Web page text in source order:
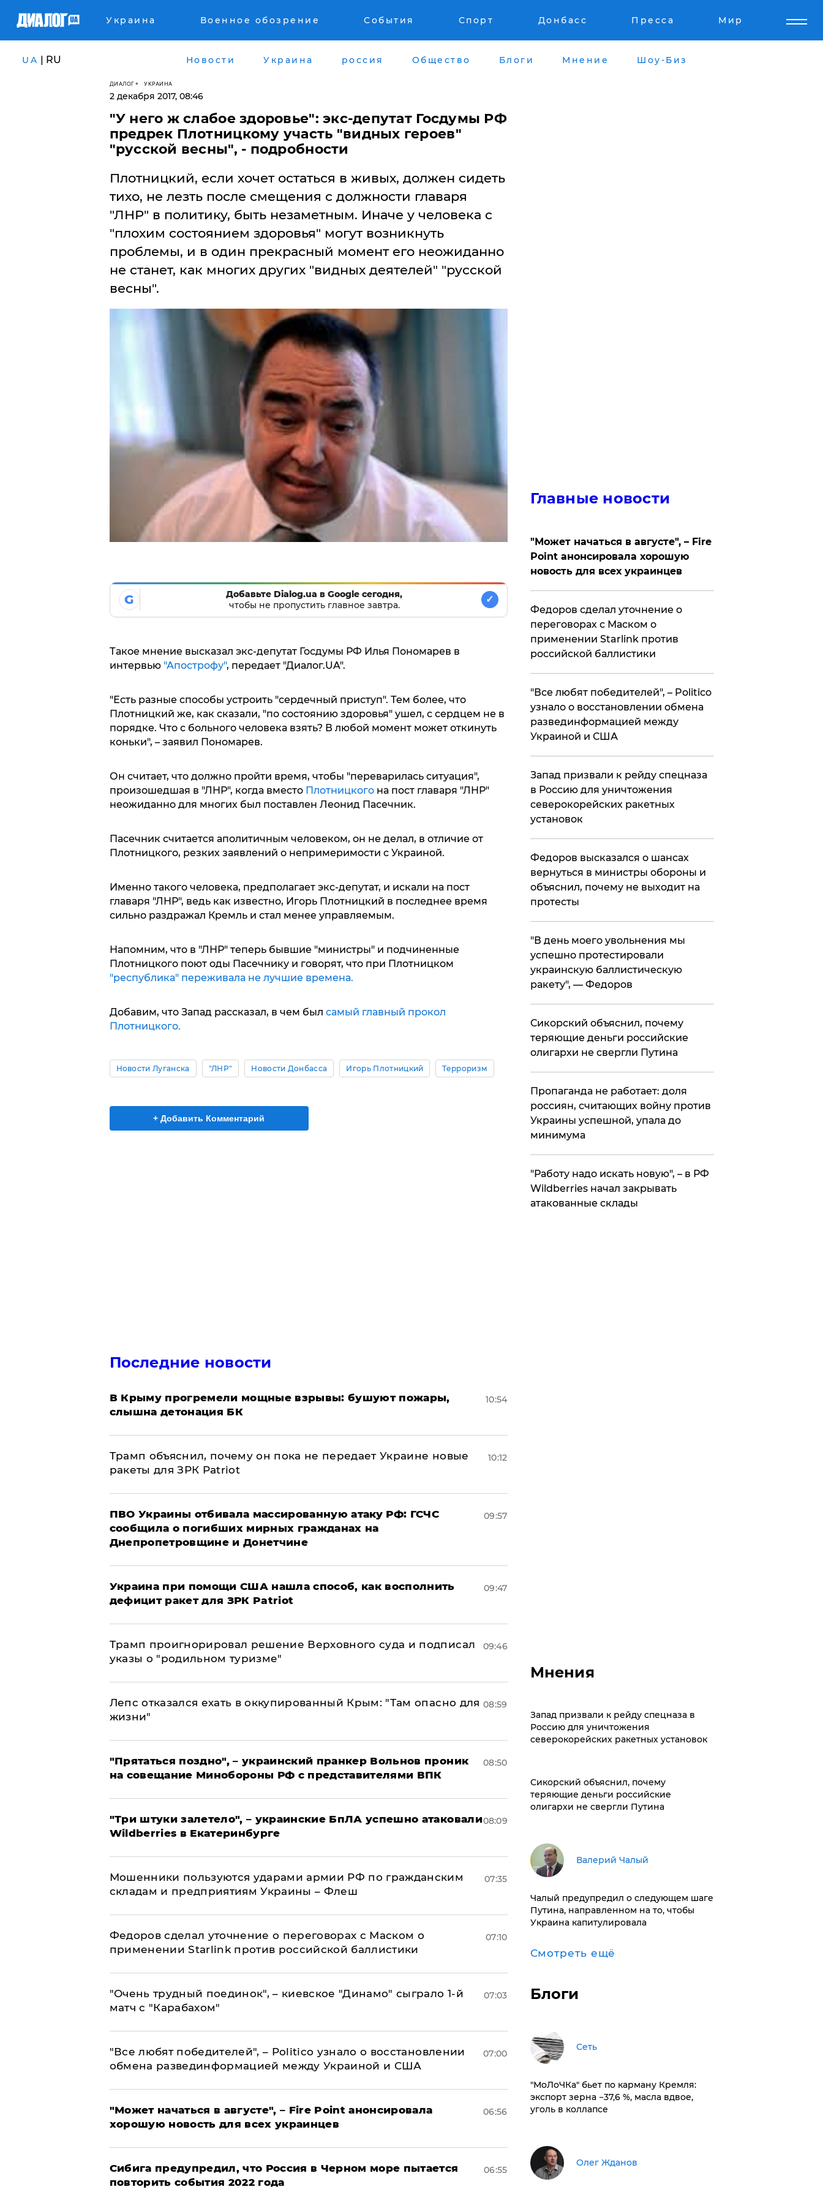
Украина Военное обозрение События Спорт Донбасс Пресса Мир
UA | RU Новости Украина россия Общество Блоги Мнение Шоу-Биз
ДИАЛОГ УКРАИНА
2 декабря 2017, 08:46
"У него ж слабое здоровье": экс-депутат Госдумы РФ
предрек Плотницкому участь "видных героев"
"русской весны", - подробности
Плотницкий, если хочет остаться в живых, должен сидеть
тихо, не лезть после смещения с должности главаря
"ЛНР" в политику, быть незаметным. Иначе у человека с
"плохим состоянием здоровья" могут возникнуть
проблемы, и в один прекрасный момент его неожиданно
не станет, как многих других "видных деятелей" "русской
весны".
G
Добавьте Dialog.ua в Google сегодня,
чтобы не пропустить главное завтра.
✓
Такое мнение высказал экс-депутат Госдумы РФ Илья Пономарев в
интервью "Апострофу", передает "Диалог.UA".
"Есть разные способы устроить "сердечный приступ". Тем более, что
Плотницкий же, как сказали, "по состоянию здоровья" ушел, с сердцем не в
порядке. Что с больного человека взять? В любой момент может откинуть
коньки", – заявил Пономарев.
Он считает, что должно пройти время, чтобы "переварилась ситуация",
произошедшая в "ЛНР", когда вместо Плотницкогона пост главаря "ЛНР"
неожиданно для многих был поставлен Леонид Пасечник.
Пасечник считается аполитичным человеком, он не делал, в отличие от
Плотницкого, резких заявлений о непримеримости с Украиной.
Именно такого человека, предполагает экс-депутат, и искали на пост
главаря "ЛНР", ведь как известно, Игорь Плотницкий в последнее время
сильно раздражал Кремль и стал менее управляемым.
Напомним, что в "ЛНР" теперь бывшие "министры" и подчиненные
Плотницкого поют оды Пасечнику и говорят, что при Плотницком
"республика" переживала не лучшие времена.
Добавим, что Запад рассказал, в чем был самый главный прокол
Плотницкого.
Новости Луганска "ЛНР" Новости Донбасса Игорь Плотницкий Терроризм
+ Добавить Комментарий
Последние новости
В Крыму прогремели мощные взрывы: бушуют пожары,
слышна детонация БК
10:54
Трамп объяснил, почему он пока не передает Украине новые
ракеты для ЗРК Patriot
10:12
ПВО Украины отбивала массированную атаку РФ: ГСЧС
сообщила о погибших мирных гражданах на
Днепропетровщине и Донетчине
09:57
Украина при помощи США нашла способ, как восполнить
дефицит ракет для ЗРК Patriot
09:47
Трамп проигнорировал решение Верховного суда и подписал
указы о "родильном туризме"
09:46
Лепс отказался ехать в оккупированный Крым: "Там опасно для
жизни"
08:59
"Прятаться поздно", – украинский пранкер Вольнов проник
на совещание Минобороны РФ с представителями ВПК
08:50
"Три штуки залетело", – украинские БпЛА успешно атаковали
Wildberries в Екатеринбурге
08:09
Мошенники пользуются ударами армии РФ по гражданским
складам и предприятиям Украины – Флеш
07:35
Федоров сделал уточнение о переговорах с Маском о
применении Starlink против российской баллистики
07:10
"Очень трудный поединок", – киевское "Динамо" сыграло 1-й
матч с "Карабахом"
07:03
​"Все любят победителей", – Politico узнало о восстановлении
обмена развединформацией между Украиной и США
07:00
"Может начаться в августе", – Fire Point анонсировала
хорошую новость для всех украинцев
06:56
Сибига предупредил, что Россия в Черном море пытается
повторить события 2022 года
06:55
Главные новости
"Может начаться в августе", – Fire
Point анонсировала хорошую
новость для всех украинцев
Федоров сделал уточнение о
переговорах с Маском о
применении Starlink против
российской баллистики
​"Все любят победителей", – Politico
узнало о восстановлении обмена
развединформацией между
Украиной и США
Запад призвали к рейду спецназа
в Россию для уничтожения
северокорейских ракетных
установок
Федоров высказался о шансах
вернуться в министры обороны и
объяснил, почему не выходит на
протесты
​"В день моего увольнения мы
успешно протестировали
украинскую баллистическую
ракету", — Федоров
Сикорский объяснил, почему
теряющие деньги российские
олигархи не свергли Путина
​Пропаганда не работает: доля
россиян, считающих войну против
Украины успешной, упала до
минимума
"Работу надо искать новую", – в РФ
Wildberries начал закрывать
атакованные склады
Мнения
Запад призвали к рейду спецназа в
Россию для уничтожения
северокорейских ракетных установок
Сикорский объяснил, почему
теряющие деньги российские
олигархи не свергли Путина
Валерий Чалый
Чалый предупредил о следующем шаге
Путина, направленном на то, чтобы
Украина капитулировала
Смотреть ещё
Блоги
Сеть
​"МоЛоЧКа" бьет по карману Кремля:
экспорт зерна −37,6 %, масла вдвое,
уголь в коллапсе
Олег Жданов